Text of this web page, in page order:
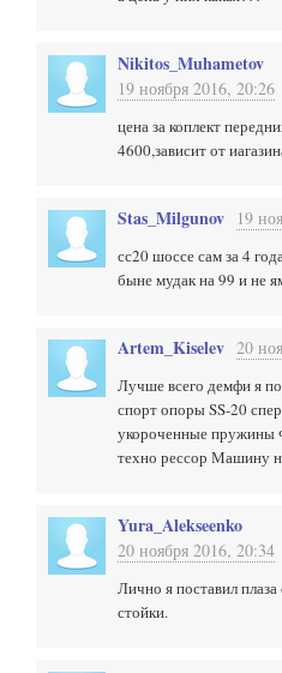
Nikitos_Muhametov
19 ноября 2016, 20:26
цена за коплект
4600,зависит от
Stas_Milgunov 19
сс20 шоссе сам за 4
быне мудак на 99 и не
Artem_Kiselev 20
Лучше всего демфи я
спорт опоры SS-20
укороченные пружины
техно рессор Машину
Yura_Alekseenko
20 ноября 2016, 20:34
Лично я поставил
стойки.